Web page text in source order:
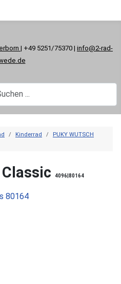
| +49 5251/75370 | info@2-rad-
Kinderrad
PUKY WUTSCH
Classic 4096|80164